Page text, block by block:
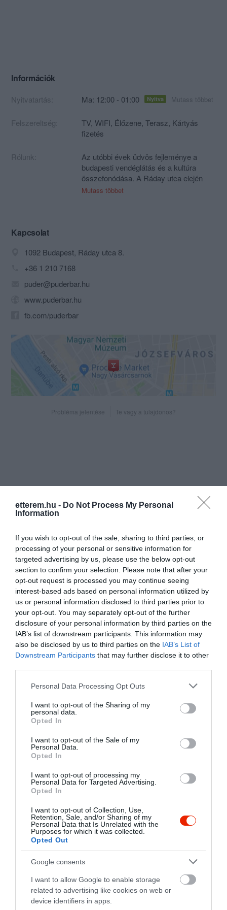
etterem.hu - Do Not Process My Personal
Information
If you wish to opt-out of the sale, sharing to third parties, or
processing of your personal or sensitive information for
targeted advertising by us, please use the below opt-out
section to confirm your selection. Please note that after your
opt-out request is processed you may continue seeing
interest-based ads based on personal information utilized by
us or personal information disclosed to third parties prior to
your opt-out. You may separately opt-out of the further
disclosure of your personal information by third parties on the
IAB’s list of downstream participants. This information may
also be disclosed by us to third parties on the IAB’s List of
Downstream Participants that may further disclose it to other
Please note that this website/app uses one or more Google
not limited to your visit or usage behaviour. You may click to
grant or deny consent to Google and its third-party tags to
use your data for below specified purposes in below Google
consent section.
Personal Data Processing Opt Outs
I want to opt-out of the Sharing of my
personal data.
Opted In
I want to opt-out of the Sale of my
Personal Data.
Opted In
I want to opt-out of processing my
Personal Data for Targeted Advertising.
Opted In
I want to opt-out of Collection, Use,
Retention, Sale, and/or Sharing of my
Personal Data that Is Unrelated with the
Purposes for which it was collected.
Opted Out
Google consents
I want to allow Google to enable storage
related to advertising like cookies on web or
device identifiers in apps.
Információk
Nyitvatartás: Ma: 12:00 - 01:00 Nyitva Mutass többet
Felszereltség:
TV, WIFI, Élőzene, Terasz, Kártyás
fizetés
Rólunk:
Az utóbbi évek üdvös fejleménye a
budapesti vendéglátás és a kultúra
összefonódása. A Ráday utca elején
nyíló Púder Bárszínház is ehhez a
az irodalom egyaránt otthonra találhat.
enteriőrben, mindez csupán 2 utcányira
Mutass többet
Kapcsolat
1092 Budapest, Ráday utca 8.
+36 1 210 7168
puder@puderbar.hu
www.puderbar.hu
fb.com/puderbar
Probléma jelentése Te vagy a tulajdonos?
Értékelések Értékeld Te is
3.2
Összesen 6
3
3 0
1 2
Horváth László
2023. Január 5.
menjenek a ... másik
étterembe! Én itt maradok,
mert szeretem.
A pincér megmondta a
vendégeknek, hogy 700 forint